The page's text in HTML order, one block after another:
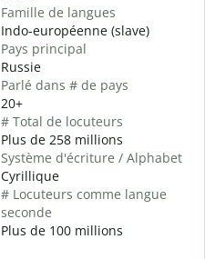
Famille de langues
Indo-européenne (slave)
Pays principal
Russie
Parlé dans # de pays
20+
# Total de locuteurs
Plus de 258 millions
Système d'écriture / Alphabet
Cyrillique
# Locuteurs comme langue
seconde
Plus de 100 millions